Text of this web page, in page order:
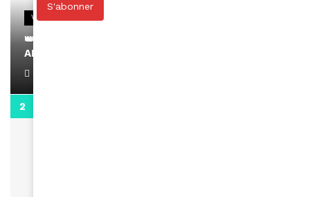
VIDEOS
👑 Remerciements à Ayden pour son message sur
AMINA, le Magazine de la Femme
S'abonner